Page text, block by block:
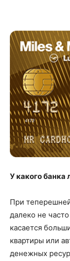
У какого банка
При
далеко не
касается
квартиры или
денежных